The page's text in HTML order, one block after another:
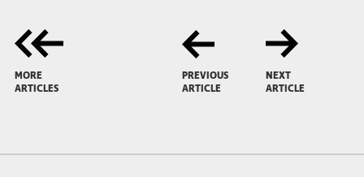
MORE
ARTICLES
PREVIOUS
ARTICLE
NEXT
ARTICLE